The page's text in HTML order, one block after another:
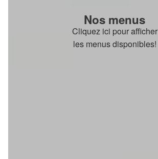
Nos menus
Cliquez ici pour afficher
les menus disponibles!